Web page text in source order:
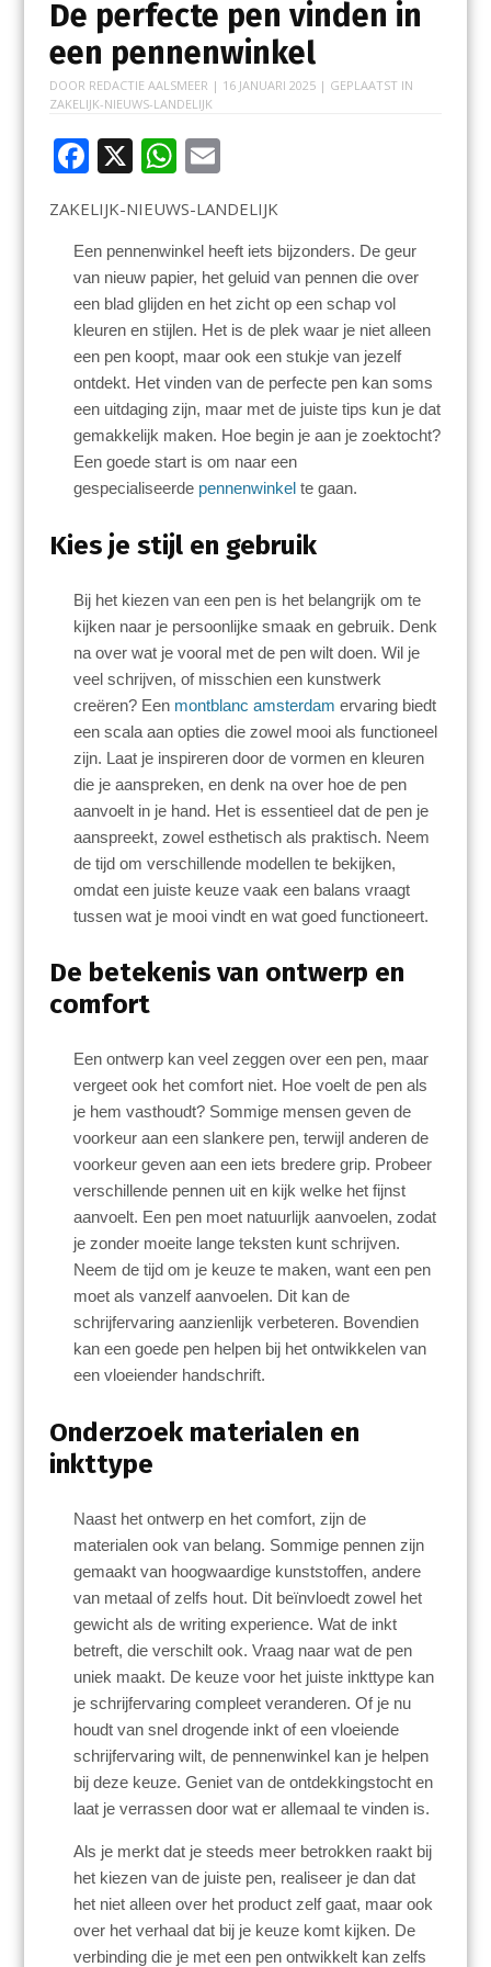
De perfecte pen vinden in
een pennenwinkel
DOOR REDACTIE AALSMEER | 16 JANUARI 2025| GEPLAATST IN
ZAKELIJK-NIEUWS-LANDELIJK
F
e
b
o
o
k
X W
at
s
A
p
p
E
ai
l
ZAKELIJK-NIEUWS-LANDELIJK
Een pennenwinkel heeft iets bijzonders. De geur
van nieuw papier, het geluid van pennen die over
een blad glijden en het zicht op een schap vol
kleuren en stijlen. Het is de plek waar je niet alleen
een pen koopt, maar ook een stukje van jezelf
ontdekt. Het vinden van de perfecte pen kan soms
een uitdaging zijn, maar met de juiste tips kun je dat
gemakkelijk maken. Hoe begin je aan je zoektocht?
Een goede start is om naar een
gespecialiseerde pennenwinkel te gaan.
Kies je stijl en gebruik
Bij het kiezen van een pen is het belangrijk om te
kijken naar je persoonlijke smaak en gebruik. Denk
na over wat je vooral met de pen wilt doen. Wil je
veel schrijven, of misschien een kunstwerk
creëren? Een montblanc amsterdam ervaring biedt
een scala aan opties die zowel mooi als functioneel
zijn. Laat je inspireren door de vormen en kleuren
die je aanspreken, en denk na over hoe de pen
aanvoelt in je hand. Het is essentieel dat de pen je
aanspreekt, zowel esthetisch als praktisch. Neem
de tijd om verschillende modellen te bekijken,
omdat een juiste keuze vaak een balans vraagt
tussen wat je mooi vindt en wat goed functioneert.
De betekenis van ontwerp en
comfort
Een ontwerp kan veel zeggen over een pen, maar
vergeet ook het comfort niet. Hoe voelt de pen als
je hem vasthoudt? Sommige mensen geven de
voorkeur aan een slankere pen, terwijl anderen de
voorkeur geven aan een iets bredere grip. Probeer
verschillende pennen uit en kijk welke het fijnst
aanvoelt. Een pen moet natuurlijk aanvoelen, zodat
je zonder moeite lange teksten kunt schrijven.
Neem de tijd om je keuze te maken, want een pen
moet als vanzelf aanvoelen. Dit kan de
schrijfervaring aanzienlijk verbeteren. Bovendien
kan een goede pen helpen bij het ontwikkelen van
een vloeiender handschrift.
Onderzoek materialen en
inkttype
Naast het ontwerp en het comfort, zijn de
materialen ook van belang. Sommige pennen zijn
gemaakt van hoogwaardige kunststoffen, andere
van metaal of zelfs hout. Dit beïnvloedt zowel het
gewicht als de writing experience. Wat de inkt
betreft, die verschilt ook. Vraag naar wat de pen
uniek maakt. De keuze voor het juiste inkttype kan
je schrijfervaring compleet veranderen. Of je nu
houdt van snel drogende inkt of een vloeiende
schrijfervaring wilt, de pennenwinkel kan je helpen
bij deze keuze. Geniet van de ontdekkingstocht en
laat je verrassen door wat er allemaal te vinden is.
Als je merkt dat je steeds meer betrokken raakt bij
het kiezen van de juiste pen, realiseer je dan dat
het niet alleen over het product zelf gaat, maar ook
over het verhaal dat bij je keuze komt kijken. De
verbinding die je met een pen ontwikkelt kan zelfs